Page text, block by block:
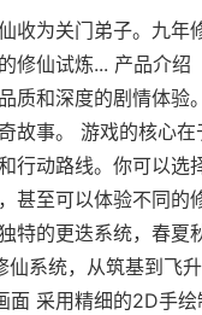
收为关门弟子。九年
修仙试炼... 产品介绍
质和深度的剧情体验
故事。 游戏的核心
行动路线。你可以选
甚至可以体验不同的
的更迭系统，春夏
系统，从筑基到飞
采用精细的2D手